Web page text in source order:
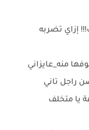
إزاي تضربه
منه_عايزاني
راجل تاني
يا متخلف